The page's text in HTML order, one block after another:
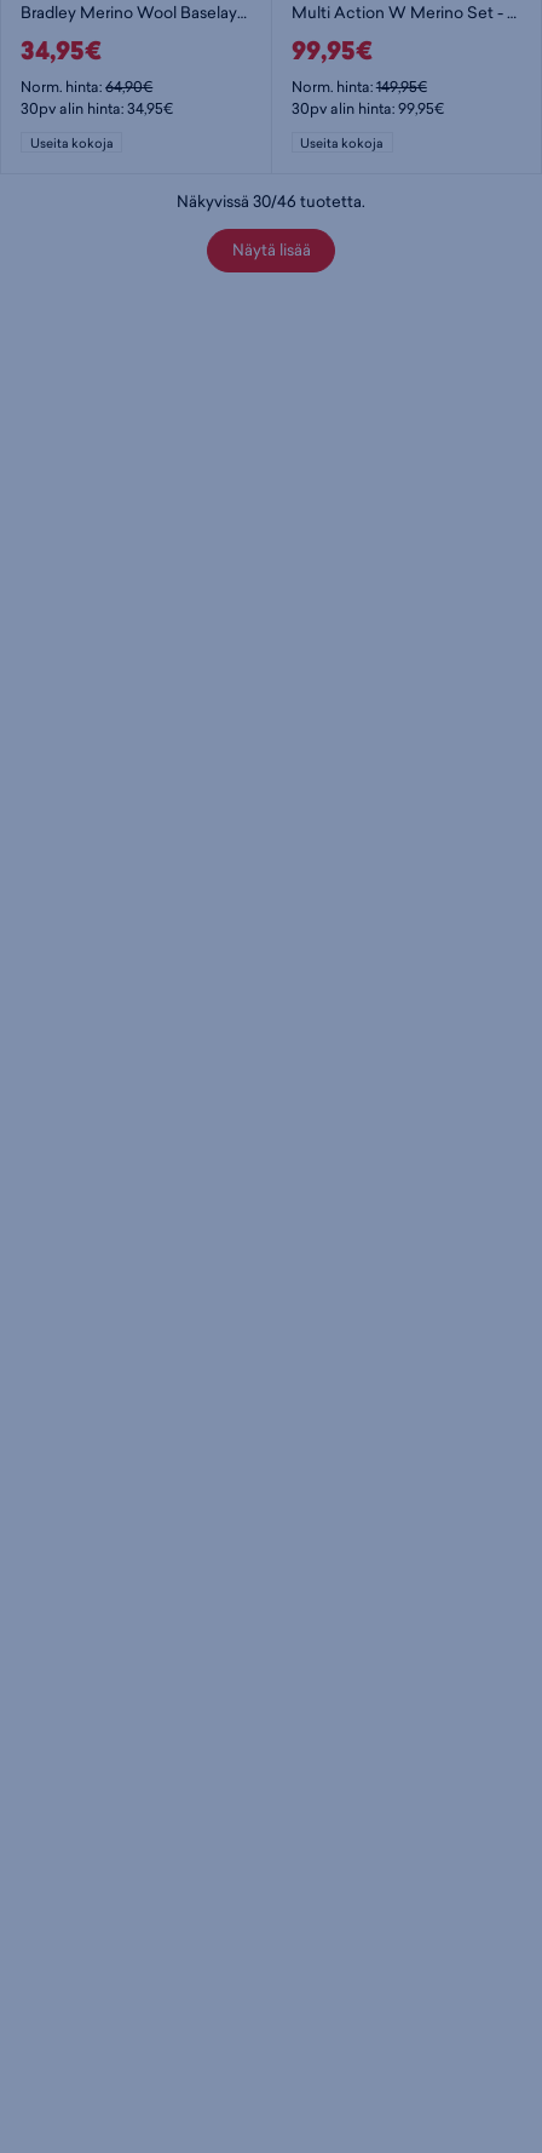
Bradley Merino Wool Baselayer M - miesten aluspaita
34,95€
Norm. hinta:64,90€
30pv alin hinta: 34,95€
Useita kokoja
Multi Action W Merino Set - naisten aluskerrasto
99,95€
Norm. hinta:149,95€
30pv alin hinta: 99,95€
Useita kokoja
Näkyvissä 30/46 tuotetta.
Näytä lisää